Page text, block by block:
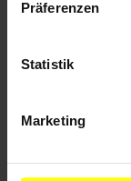
Präferenzen
Statistik
Marketing
Shell may